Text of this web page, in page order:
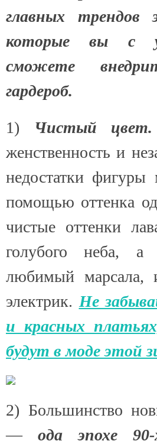
главных трендов
которые вы с
сможете
гардероб.
1) Чистый
женственность и
недостатки
помощью оттенка
чистые оттенки
голубого неба, а
любимый марсала,
электрик. Не
и красных
будут в моде этой
2) Большинство
— ода эпохе 90-